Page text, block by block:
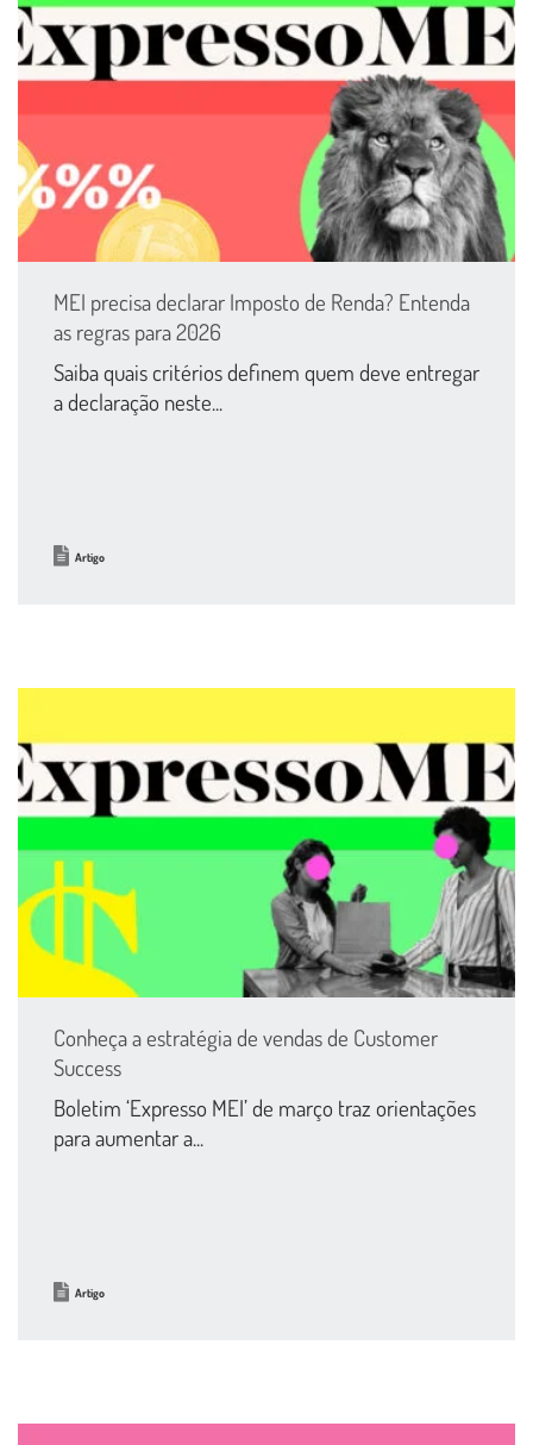
MEI precisa declarar Imposto de Renda? Entenda
as regras para 2026
Saiba quais critérios definem quem deve entregar
a declaração neste...
Artigo
Conheça a estratégia de vendas de Customer
Success
Boletim ‘Expresso MEI’ de março traz orientações
para aumentar a...
Artigo